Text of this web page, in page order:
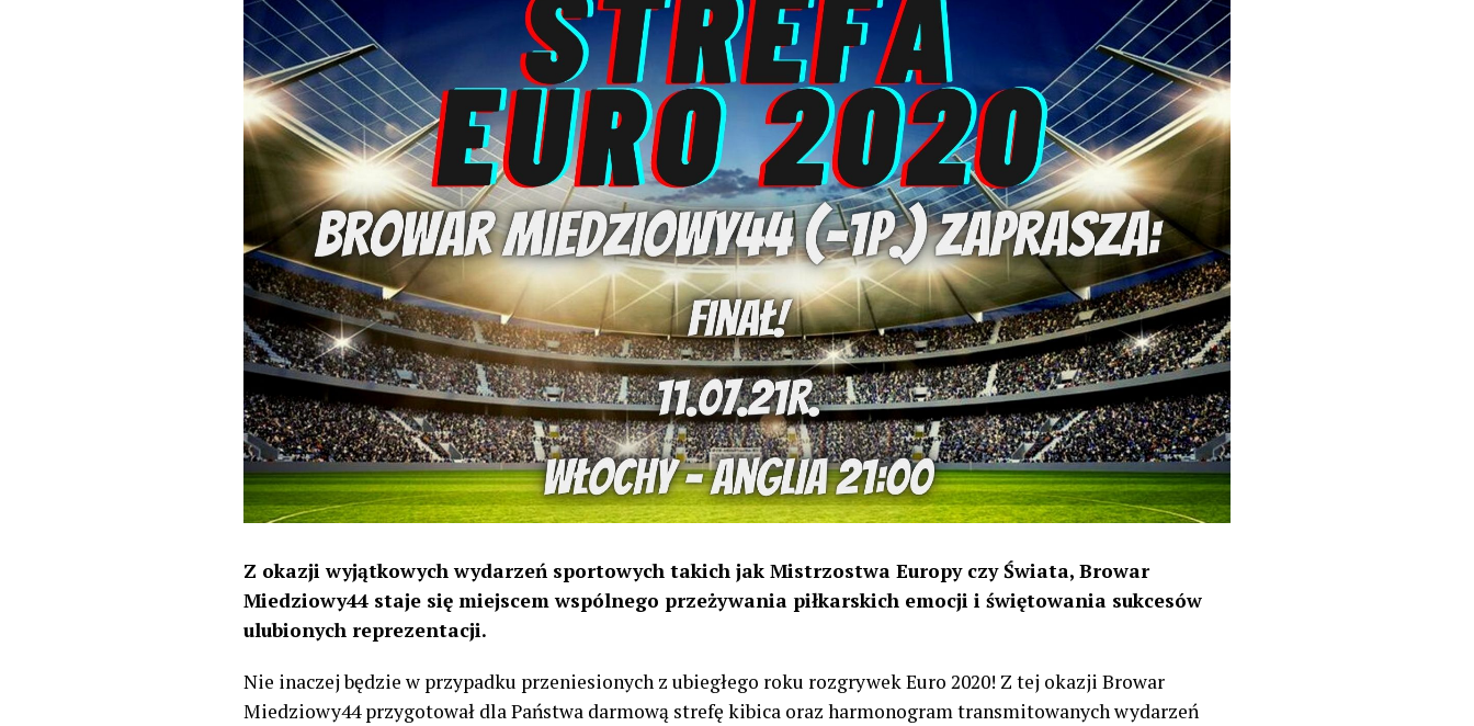
Z okazji wyjątkowych wydarzeń sportowych takich jak Mistrzostwa Europy czy Świata, Browar
Miedziowy44 staje się miejscem wspólnego przeżywania piłkarskich emocji i świętowania sukcesów
ulubionych reprezentacji.
Nie inaczej będzie w przypadku przeniesionych z ubiegłego roku rozgrywek Euro 2020! Z tej okazji Browar
Miedziowy44 przygotował dla Państwa darmową strefę kibica oraz harmonogram transmitowanych wydarzeń